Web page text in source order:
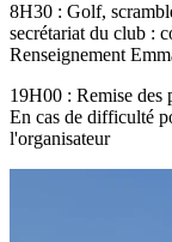
8H30 : Golf,
secrétariat du club :
Renseignement
19H00 : Remise des
En cas de difficulté
l'organisateur